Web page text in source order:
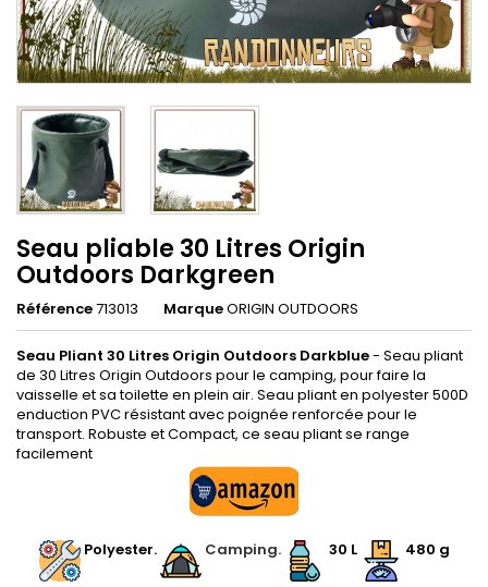
Seau pliable 30 Litres Origin
Outdoors Darkgreen
Référence713013 MarqueORIGIN OUTDOORS
Seau Pliant 30 Litres Origin Outdoors Darkblue- Seau pliant
de 30 Litres Origin Outdoors pour le camping, pour faire la
vaisselle et sa toilette en plein air. Seau pliant en polyester 500D
enduction PVC résistant avec poignée renforcée pour le
transport. Robuste et Compact, ce seau pliant se range
facilement
Polyester. Camping. 30 L 480 g